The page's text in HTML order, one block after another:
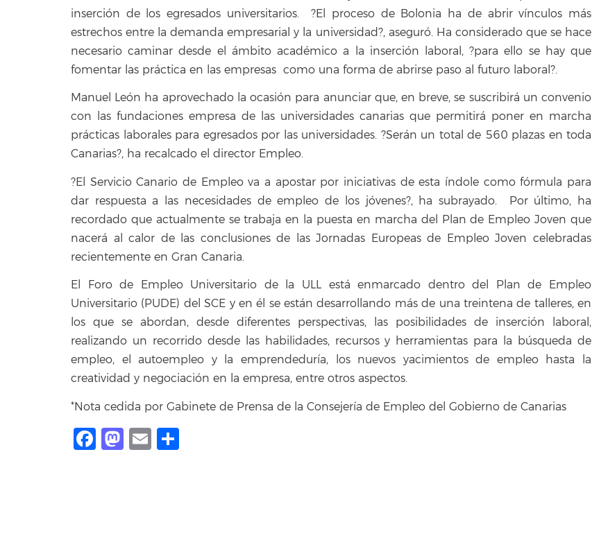
inserción de los egresados universitarios. ?El proceso de Bolonia ha de abrir vínculos más
estrechos entre la demanda empresarial y la universidad?, aseguró. Ha considerado que se hace
necesario caminar desde el ámbito académico a la inserción laboral, ?para ello se hay que
fomentar las práctica en las empresas como una forma de abrirse paso al futuro laboral?.
Manuel León ha aprovechado la ocasión para anunciar que, en breve, se suscribirá un convenio
con las fundaciones empresa de las universidades canarias que permitirá poner en marcha
prácticas laborales para egresados por las universidades. ?Serán un total de 560 plazas en toda
Canarias?, ha recalcado el director Empleo.
?El Servicio Canario de Empleo va a apostar por iniciativas de esta índole como fórmula para
dar respuesta a las necesidades de empleo de los jóvenes?, ha subrayado. Por último, ha
recordado que actualmente se trabaja en la puesta en marcha del Plan de Empleo Joven que
nacerá al calor de las conclusiones de las Jornadas Europeas de Empleo Joven celebradas
recientemente en Gran Canaria.
El Foro de Empleo Universitario de la ULL está enmarcado dentro del Plan de Empleo
Universitario (PUDE) del SCE y en él se están desarrollando más de una treintena de talleres, en
los que se abordan, desde diferentes perspectivas, las posibilidades de inserción laboral,
realizando un recorrido desde las habilidades, recursos y herramientas para la búsqueda de
empleo, el autoempleo y la emprendeduría, los nuevos yacimientos de empleo hasta la
creatividad y negociación en la empresa, entre otros aspectos.
*Nota cedida por Gabinete de Prensa de la Consejería de Empleo del Gobierno de Canarias
Facebook
Mastodon
Email